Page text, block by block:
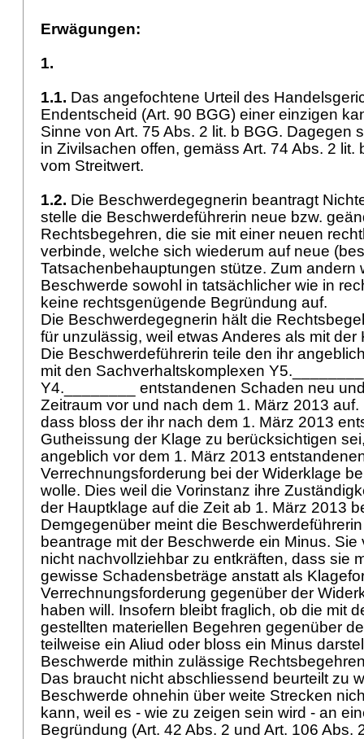
Erwägungen:
1.
1.1. Das angefochtene Urteil des
Endentscheid (Art. 90 BGG) einer einzigen
Sinne von Art. 75 Abs. 2 lit. b BGG. Dagegen
in Zivilsachen offen, gemäss Art. 74 Abs. 2 lit.
vom Streitwert.
1.2. Die Beschwerdegegnerin beantragt
stelle die Beschwerdeführerin neue bzw.
Rechtsbegehren, die sie mit einer neuen
verbinde, welche sich wiederum auf neue
Tatsachenbehauptungen stütze. Zum andern
Beschwerde sowohl in tatsächlicher wie in
keine rechtsgenügende Begründung auf.
Die Beschwerdegegnerin hält die
für unzulässig, weil etwas Anderes als mit der
Die Beschwerdeführerin teile den ihr
mit den Sachverhaltskomplexen
Y4.________ entstandenen Schaden neu
Zeitraum vor und nach dem 1. März 2013
dass bloss der ihr nach dem 1. März 2013
Gutheissung der Klage zu berücksichtigen
angeblich vor dem 1. März 2013
Verrechnungsforderung bei der Widerklage
wolle. Dies weil die Vorinstanz ihre
der Hauptklage auf die Zeit ab 1. März 2013
Demgegenüber meint die
beantrage mit der Beschwerde ein Minus.
nicht nachvollziehbar zu entkräften, dass sie
gewisse Schadensbeträge anstatt als
Verrechnungsforderung gegenüber der
haben will. Insofern bleibt fraglich, ob die mit
gestellten materiellen Begehren gegenüber
teilweise ein Aliud oder bloss ein Minus
Beschwerde mithin zulässige
Das braucht nicht abschliessend beurteilt zu
Beschwerde ohnehin über weite Strecken
kann, weil es - wie zu zeigen sein wird - an
Begründung (Art. 42 Abs. 2 und Art. 106 Abs.